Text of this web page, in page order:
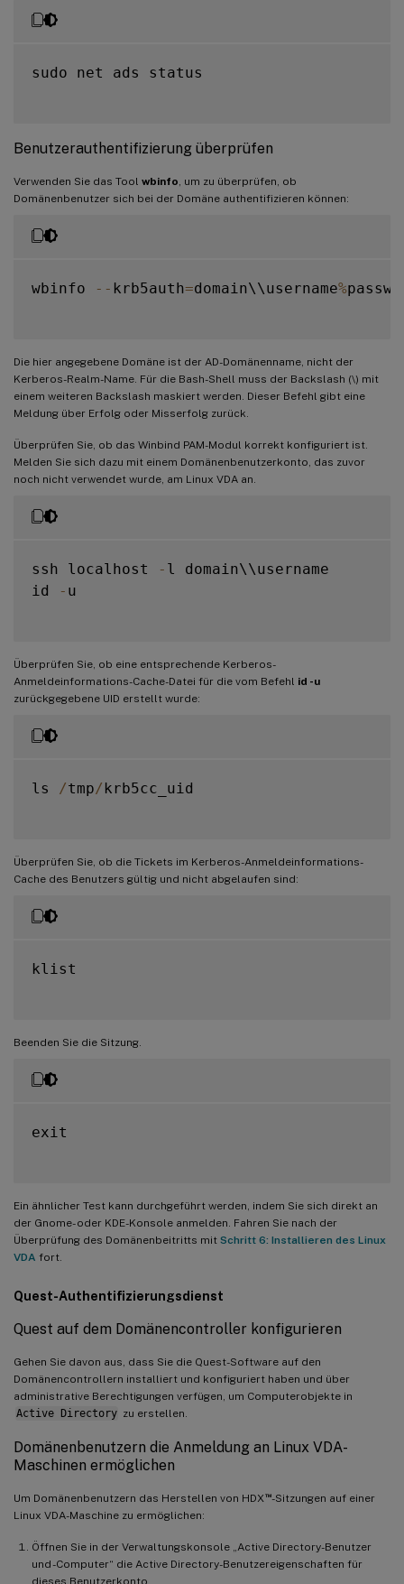
sudo net ads status
Benutzerauthentifizierung überprüfen
Verwenden Sie das Tool wbinfo , um zu überprüfen, ob
Domänenbenutzer sich bei der Domäne authentifizieren können:
wbinfo -- krb5auth=domain\\username%
Die hier angegebene Domäne ist der AD-Domänenname, nicht der
Kerberos-Realm-Name. Für die Bash-Shell muss der Backslash (\) mit
einem weiteren Backslash maskiert werden. Dieser Befehl gibt eine
Meldung über Erfolg oder Misserfolg zurück.
Überprüfen Sie, ob das Winbind PAM-Modul korrekt konfiguriert ist.
Melden Sie sich dazu mit einem Domänenbenutzerkonto, das zuvor
noch nicht verwendet wurde, am Linux VDA an.
ssh localhost - l domain\\username
id
- u
Überprüfen Sie, ob eine entsprechende Kerberos-
Anmeldeinformations-Cache-Datei für die vom Befehl id -u
zurückgegebene UID erstellt wurde:
ls /tmp/ krb5cc_uid
Überprüfen Sie, ob die Tickets im Kerberos-Anmeldeinformations-
Cache des Benutzers gültig und nicht abgelaufen sind:
klist
Beenden Sie die Sitzung.
exit
Ein ähnlicher Test kann durchgeführt werden, indem Sie sich direkt an
der Gnome- oder KDE-Konsole anmelden. Fahren Sie nach der
Überprüfung des Domänenbeitritts mit Schritt 6: Installieren des Linux
VDA fort.
Quest-Authentifizierungsdienst
Quest auf dem Domänencontroller konfigurieren
Gehen Sie davon aus, dass Sie die Quest-Software auf den
Domänencontrollern installiert und konfiguriert haben und über
administrative Berechtigungen verfügen, um Computerobjekte in
Active Directory zu erstellen.
Domänenbenutzern die Anmeldung an Linux VDA-
Maschinen ermöglichen
Um Domänenbenutzern das Herstellen von HDX ™-Sitzungen auf einer
Linux VDA-Maschine zu ermöglichen:
Öffnen Sie in der Verwaltungskonsole „Active Directory-Benutzer
und -Computer“ die Active Directory-Benutzereigenschaften für
dieses Benutzerkonto.